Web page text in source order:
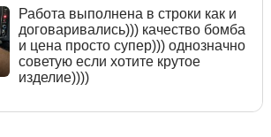
Работа выполнена в строки как и
договаривались))) качество бомба
и цена просто супер))) однозначно
советую если хотите крутое
изделие))))